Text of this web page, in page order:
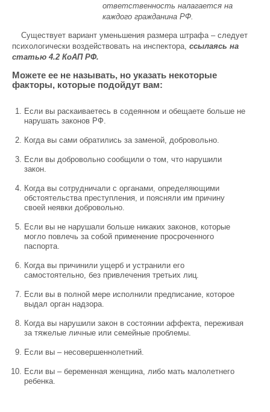
ответственность налагается на
каждого гражданина РФ.
Существует вариант уменьшения размера штрафа – следует
психологически воздействовать на инспектора, ссылаясь на
статью 4.2 КоАП РФ.
Можете ее не называть, но указать некоторые
факторы, которые подойдут вам:
Если вы раскаиваетесь в содеянном и обещаете больше не
нарушать законов РФ.
Когда вы сами обратились за заменой, добровольно.
Если вы добровольно сообщили о том, что нарушили
закон.
Когда вы сотрудничали с органами, определяющими
обстоятельства преступления, и поясняли им причину
своей неявки добровольно.
Если вы не нарушали больше никаких законов, которые
могло повлечь за собой применение просроченного
паспорта.
Когда вы причинили ущерб и устранили его
самостоятельно, без привлечения третьих лиц.
Если вы в полной мере исполнили предписание, которое
выдал орган надзора.
Когда вы нарушили закон в состоянии аффекта, переживая
за тяжелые личные или семейные проблемы.
Если вы – несовершеннолетний.
Если вы – беременная женщина, либо мать малолетнего
ребенка.